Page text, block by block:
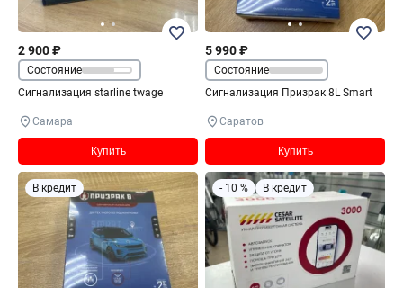
2 900 ₽
Состояние
Сигнализация starline twage
Самара
Купить
5 990 ₽
Состояние
Сигнализация Призрак 8L Smart
Саратов
Купить
В кредит - 10 % В кредит